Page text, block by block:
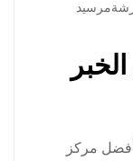
مركز